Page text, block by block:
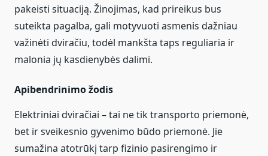
pakeisti situaciją. Žinojimas, kad prireikus bus
suteikta pagalba, gali motyvuoti asmenis dažniau
važinėti dviračiu, todėl mankšta taps reguliaria ir
malonia jų kasdienybės dalimi.
Apibendrinimo žodis
Elektriniai dviračiai – tai ne tik transporto priemonė,
bet ir sveikesnio gyvenimo būdo priemonė. Jie
sumažina atotrūkį tarp fizinio pasirengimo ir